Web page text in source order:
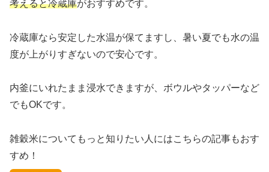
考えると冷蔵庫がおすすめです。
冷蔵庫なら安定した水温が保てますし、暑い夏でも水の温
度が上がりすぎないので安心です。
内釜にいれたまま浸水できますが、ボウルやタッパーなど
でもOKです。
雑穀米についてもっと知りたい人にはこちらの記事もおす
すめ！